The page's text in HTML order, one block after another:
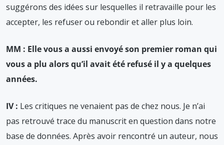
suggérons des idées sur lesquelles il retravaille pour les
accepter, les refuser ou rebondir et aller plus loin.
MM : Elle vous a aussi envoyé son premier roman qui
vous a plu alors qu’il avait été refusé il y a quelques
années.
IV : Les critiques ne venaient pas de chez nous. Je n’ai
pas retrouvé trace du manuscrit en question dans notre
base de données. Après avoir rencontré un auteur, nous